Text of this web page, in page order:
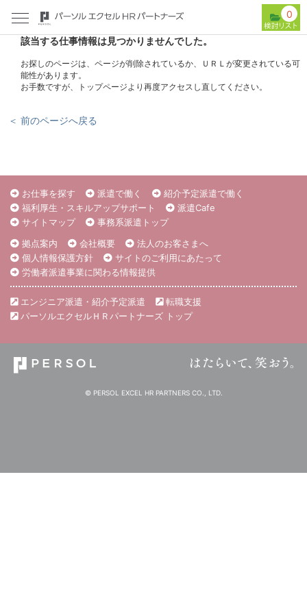
0
該当する仕事情報は見つかりませんでした。
お探しのページは、ページが削除されているか、ＵＲＬが変更されている可
能性があります。
お手数ですが、トップページより再度アクセスし直してください。
＜ 前のページへ戻る
お仕事を探す 派遣で働く
紹介予定派遣で働く
福利厚生・スキルアップサポート
派遣Cafe
サイトマップ
事務系派遣トップ
拠点案内
会社概要
法人のお客さまへ
個人情報保護方針
サイトのご利用にあたって
労働者派遣事業に関わる情報提供
エンジニア派遣・紹介予定派遣
転職支援
パーソルエクセルＨＲパートナーズ トップ
© PERSOL EXCEL HR PARTNERS CO., LTD.